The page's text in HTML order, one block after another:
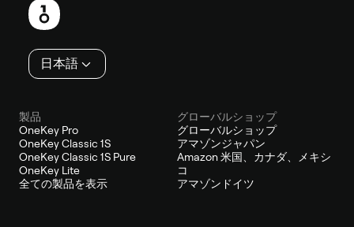
日本語
製品
OneKey Pro
OneKey Classic 1S
OneKey Classic 1S Pure
OneKey Lite
全ての製品を表示
グローバルショップ
グローバルショップ
アマゾンジャパン
Amazon 米国、カナダ、メキシ
コ
アマゾンドイツ